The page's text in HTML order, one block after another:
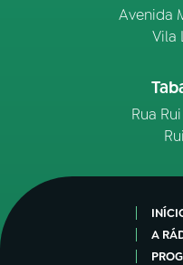
Avenida
Vila
Rua
A